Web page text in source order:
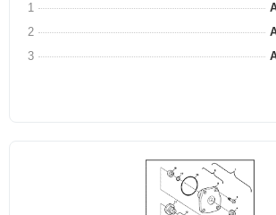
1
2
3